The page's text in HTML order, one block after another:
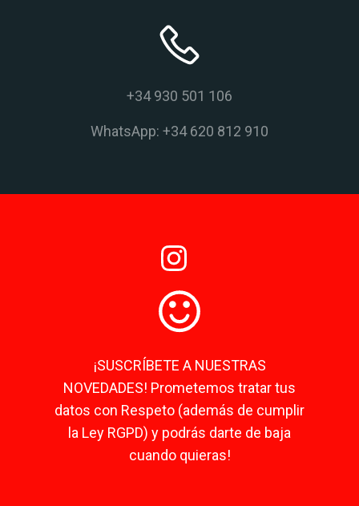
+34 930 501 106
WhatsApp: +34 620 812 910
¡SUSCRÍBETE A NUESTRAS
NOVEDADES! Prometemos tratar tus
datos con Respeto (además de cumplir
la Ley RGPD) y podrás darte de baja
cuando quieras!